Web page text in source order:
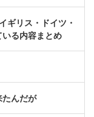
ギリス・ドイツ・
る内容まとめ
んだが